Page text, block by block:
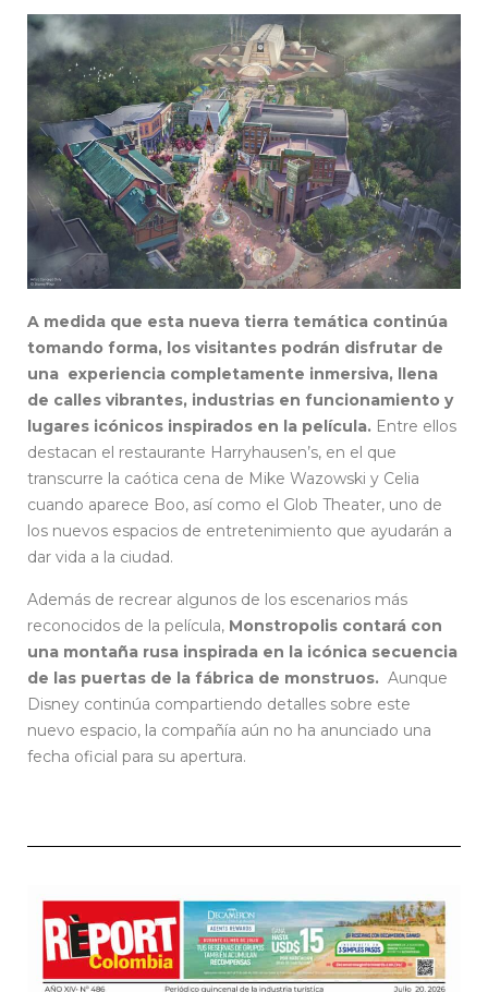
A medida que esta nueva tierra temática continúa
tomando forma, los visitantes podrán disfrutar de
una experiencia completamente inmersiva, llena
de calles vibrantes, industrias en funcionamiento y
lugares icónicos inspirados en la película. Entre ellos
destacan el restaurante Harryhausen’s, en el que
transcurre la caótica cena de Mike Wazowski y Celia
cuando aparece Boo, así como el Glob Theater, uno de
los nuevos espacios de entretenimiento que ayudarán a
dar vida a la ciudad.
Además de recrear algunos de los escenarios más
reconocidos de la película, Monstropolis contará con
una montaña rusa inspirada en la icónica secuencia
de las puertas de la fábrica de monstruos. Aunque
Disney continúa compartiendo detalles sobre este
nuevo espacio, la compañía aún no ha anunciado una
fecha oficial para su apertura.